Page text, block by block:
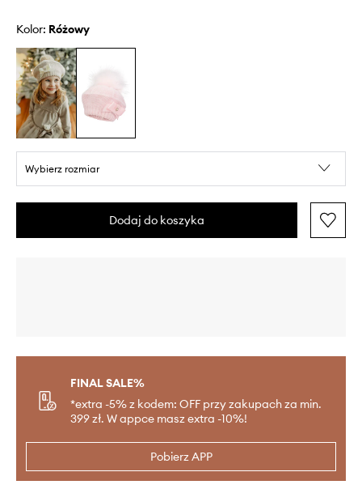
Kolor: różowy
Wybierz rozmiar
Dodaj do koszyka
FINAL SALE%
*extra -5% z kodem: OFF przy zakupach za min.
399 zł. W appce masz extra -10%!
Pobierz APP